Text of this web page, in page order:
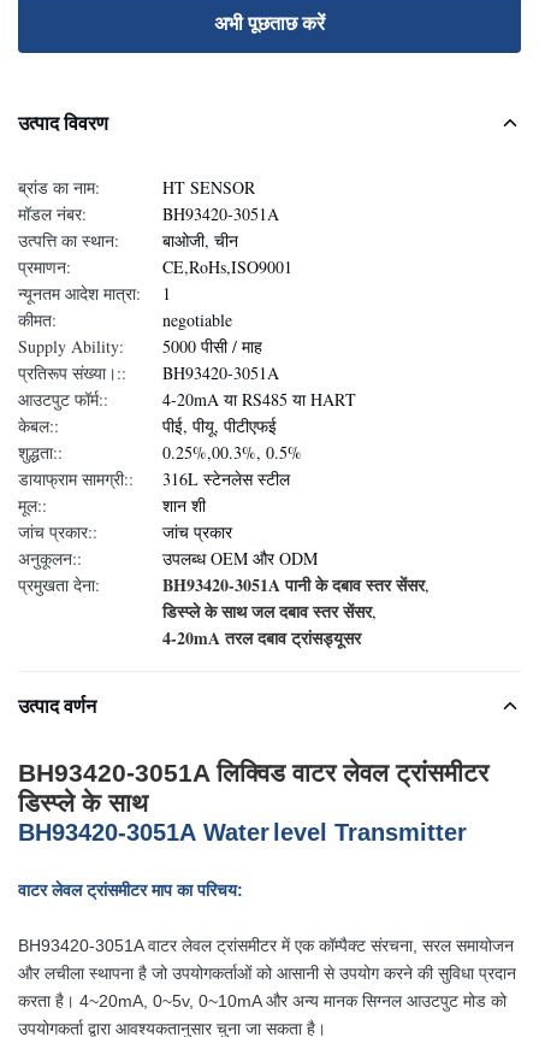
अभी पूछताछ करें
उत्पाद विवरण
ब्रांड का नाम:
HT SENSOR
मॉडल नंबर:
BH93420-3051A
उत्पत्ति का स्थान:
बाओजी, चीन
प्रमाणन:
CE,RoHs,ISO9001
न्यूनतम आदेश मात्रा:
1
कीमत:
negotiable
Supply Ability:
5000 पीसी / माह
प्रतिरूप संख्या।::
BH93420-3051A
आउटपुट फॉर्म::
4-20mA या RS485 या HART
केबल::
पीई, पीयू, पीटीएफई
शुद्धता::
0.25%,00.3%, 0.5%
डायाफ्राम सामग्री::
316L स्टेनलेस स्टील
मूल::
शान शी
जांच प्रकार::
जांच प्रकार
अनुकूलन::
उपलब्ध OEM और ODM
प्रमुखता देना:
BH93420-3051A पानी के दबाव स्तर सेंसर,
डिस्प्ले के साथ जल दबाव स्तर सेंसर,
4-20mA तरल दबाव ट्रांसड्यूसर
उत्पाद वर्णन
BH93420-3051A लिक्विड वाटर लेवल ट्रांसमीटर
डिस्प्ले के साथ
BH93420-3051A Water level Transmitter
वाटर लेवल ट्रांसमीटर माप का परिचय:
BH93420-3051A वाटर लेवल ट्रांसमीटर में एक कॉम्पैक्ट संरचना, सरल समायोजन
और लचीला स्थापना है जो उपयोगकर्ताओं को आसानी से उपयोग करने की सुविधा प्रदान
करता है। 4~20mA, 0~5v, 0~10mA और अन्य मानक सिग्नल आउटपुट मोड को
उपयोगकर्ता द्वारा आवश्यकतानुसार चुना जा सकता है।